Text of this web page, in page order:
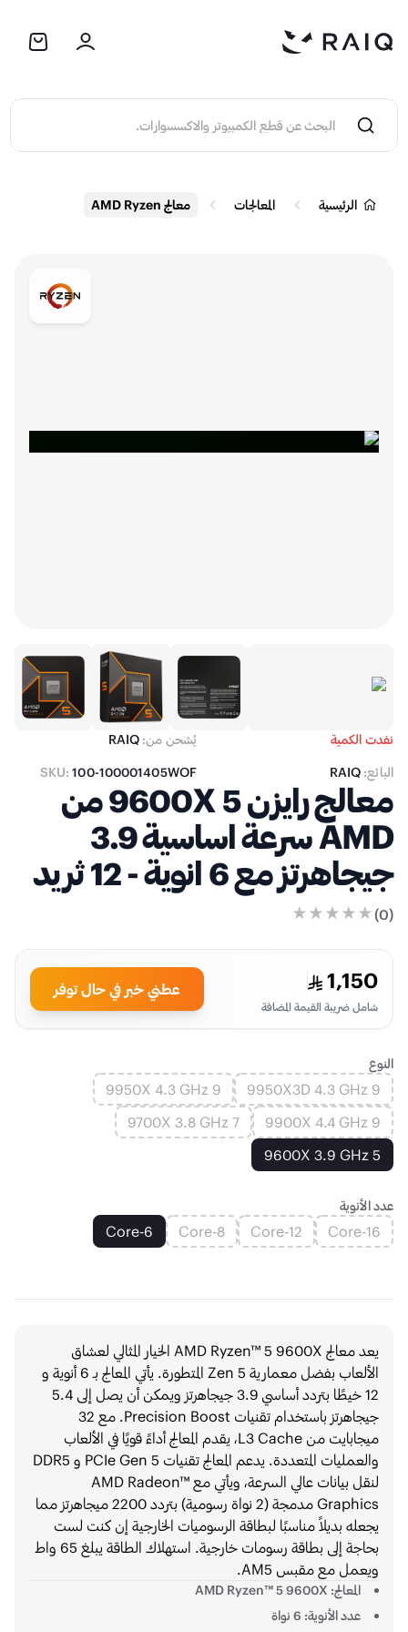
الرئيسية المعالجات معالج AMD Ryzen
نفدت الكمية يُشحن من: RAIQ
البائع: RAIQ
SKU: 100-100001405WOF
معالج رايزن 5 9600X من
AMD سرعة اساسية 3.9
جيجاهرتز مع 6 انوية - 12 ثريد
(
0
)
1,150
شامل ضريبة القيمة المضافة
عطني خبر في حال توفر
النوع
9 9950X3D 4.3 GHz
9 9950X 4.3 GHz
9 9900X 4.4 GHz
7 9700X 3.8 GHz
5 9600X 3.9 GHz
عدد الأنوية
16-Core
12-Core
8-Core
6-Core
يعد معالج AMD Ryzen™ 5 9600X الخيار المثالي لعشاق
الألعاب بفضل معمارية Zen 5 المتطورة. يأتي المعالج بـ 6 أنوية و
12 خيطًا بتردد أساسي 3.9 جيجاهرتز ويمكن أن يصل إلى 5.4
جيجاهرتز باستخدام تقنيات Precision Boost. مع 32
ميجابايت من L3 Cache، يقدم المعالج أداءً قويًا في الألعاب
والعمليات المتعددة. يدعم المعالج تقنيات PCIe Gen 5 و DDR5
لنقل بيانات عالي السرعة، ويأتي مع AMD Radeon™
Graphics مدمجة (2 نواة رسومية) بتردد 2200 ميجاهرتز مما
يجعله بديلاً مناسبًا لبطاقة الرسوميات الخارجية إن كنت لست
بحاجة إلى بطاقة رسومات خارجية. استهلاك الطاقة يبلغ 65 واط
ويعمل مع مقبس AM5.
المعالج: AMD Ryzen™ 5 9600X
عدد الأنوية: 6 نواة